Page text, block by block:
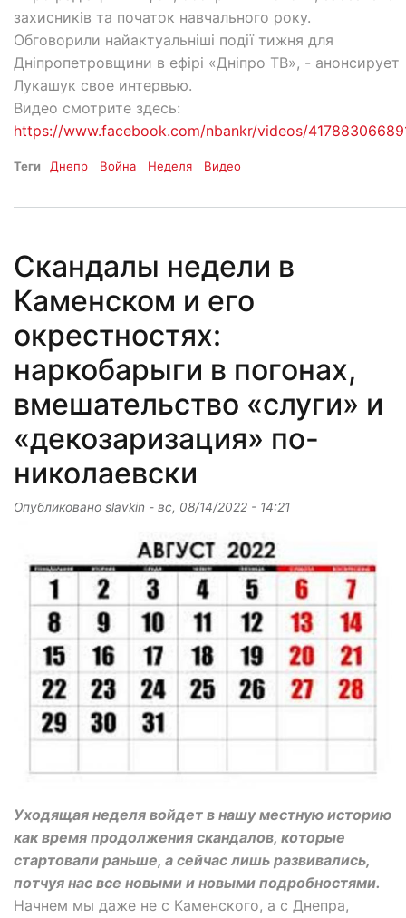
захисників та початок навчального року.
Обговорили найактуальніші події тижня для
Дніпропетровщини в ефірі «Дніпро ТВ», - анонсирует
Лукашук свое интервью.
Видео смотрите здесь:
https://www.facebook.com/nbankr/videos/
Теги Днепр Война Неделя Видео
Скандалы недели в
Каменском и его
окрестностях:
наркобарыги в погонах,
вмешательство «слуги» и
«декозаризация» по-
николаевски
Опубликовано slavkin - вс, 08/14/2022 - 14:21
Уходящая неделя войдет в нашу местную историю
как время продолжения скандалов, которые
стартовали раньше, а сейчас лишь развивались,
потчуя нас все новыми и новыми подробностями.
Начнем мы даже не с Каменского, а с Днепра,